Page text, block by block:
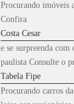
Procurando imóveis
Confira
Costa Cesar
e se surpreenda
paulista Consulte o
Tabela Fipe
Procurando carros